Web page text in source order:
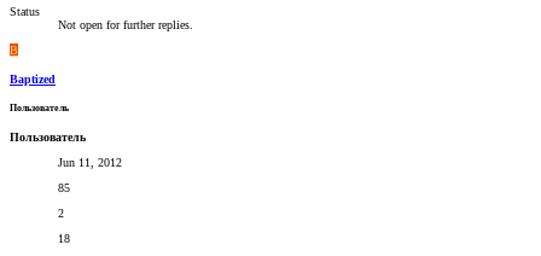
Status
Not open for further replies.
B
Baptized
Пользователь
Пользователь
Jun 11, 2012
85
2
18